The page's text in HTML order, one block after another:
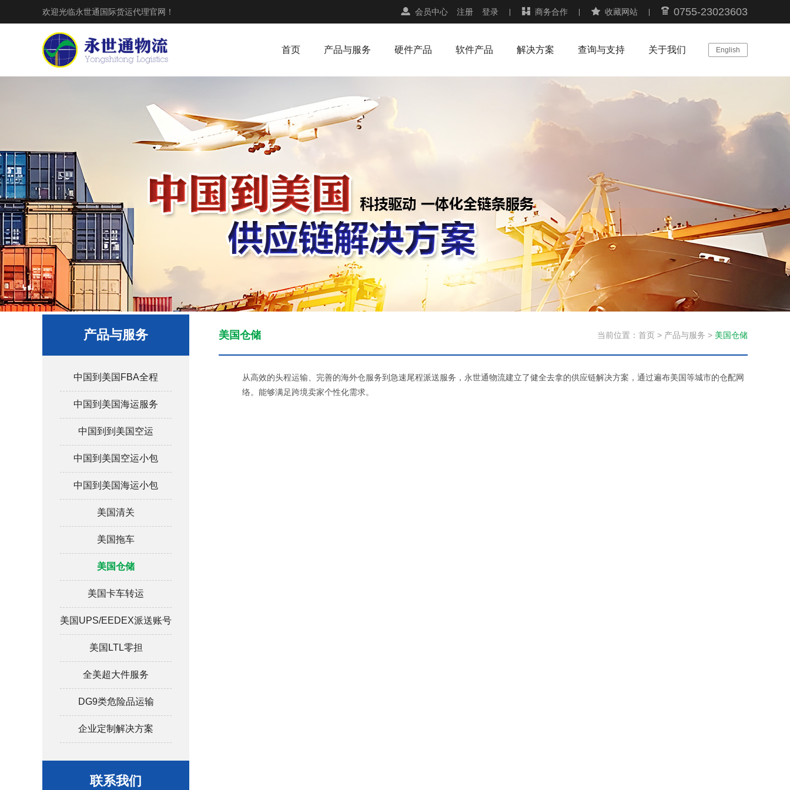
欢迎光临永世通国际货运代理官网！ 会员中心 注册 登录 商务合作 收藏网站 0755-23023603
首页 产品与服务 硬件产品 软件产品 解决方案 查询与支持 关于我们 English
产品与服务
中国到美国FBA全程
中国到美国海运服务
中国到到美国空运
中国到美国空运小包
中国到美国海运小包
美国清关
美国拖车
美国仓储
美国卡车转运
美国UPS/EEDEX派送账号
美国LTL零担
全美超大件服务
DG9类危险品运输
企业定制解决方案
联系我们
美国仓储 当前位置： 首页 > 产品与服务 > 美国仓储
从高效的头程运输、完善的海外仓服务到急速尾程派送服务，永世通物流建立了健全去拿的供应链解决方案，通过遍布美国等城市的仓配网
络。能够满足跨境卖家个性化需求。